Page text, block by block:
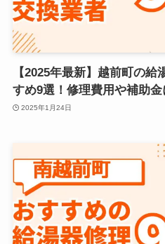
【2025年最新】越前町の
すめ9選！修理費用や補助金
2025年1月24日